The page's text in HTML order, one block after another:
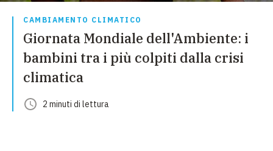
CAMBIAMENTO CLIMATICO
Giornata Mondiale dell'Ambiente: i
bambini tra i più colpiti dalla crisi
climatica
2 minuti di lettura